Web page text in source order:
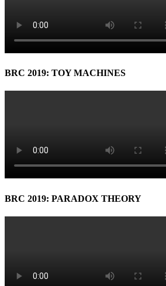
BRC 2019: TOY MACHINES
BRC 2019: PARADOX THEORY